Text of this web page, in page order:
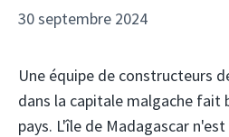
30 septembre 2024
Une équipe de constructeurs
dans la capitale malgache fait
pays. L'île de Madagascar